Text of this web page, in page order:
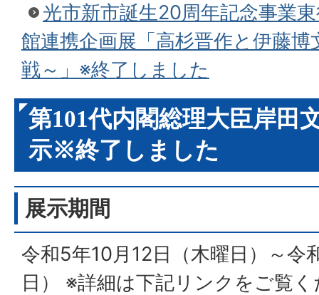
光市新市誕生20周年記念事業
館連携企画展「高杉晋作と伊藤
戦～」※終了しました
第101代内閣総理大臣岸田
示※終了しました
展示期間
令和5年10月12日（木曜日）～令
日） ※詳細は下記リンクをご覧